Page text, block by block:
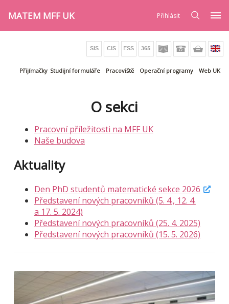
MATEM MFF UK Přihlásit
Přijímačky Studijní formuláře Pracoviště Operační programy Web UK
O sekci
Pracovní příležitosti na MFF UK
Naše budova
Aktuality
Den PhD studentů matematické sekce 2026
Představení nových pracovníků (5. 4., 12. 4.
a 17. 5. 2024)
Představení nových pracovníků (25. 4. 2025)
Představení nových pracovníků (15. 5. 2026)